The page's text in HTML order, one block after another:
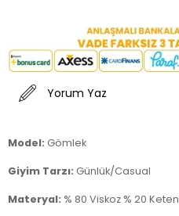
Yorum Yaz
Model: Gömlek
Giyim Tarzı: Günlük/Casual
Materyal: % 80 Viskoz % 20 Keten